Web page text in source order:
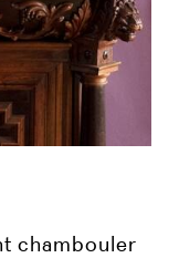
chambouler